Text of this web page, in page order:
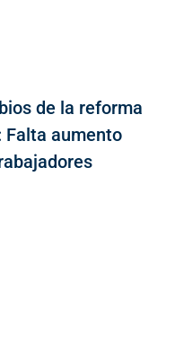
de la reforma
Falta aumento